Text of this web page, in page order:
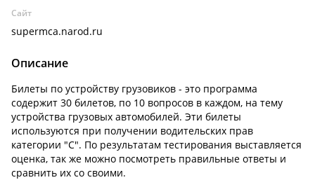
Сайт
supermca.narod.ru
Описание
Билеты по устройству грузовиков - это программа
содержит 30 билетов, по 10 вопросов в каждом, на тему
устройства грузовых автомобилей. Эти билеты
используются при получении водительских прав
категории "С". По результатам тестирования выставляется
оценка, так же можно посмотреть правильные ответы и
сравнить их со своими.